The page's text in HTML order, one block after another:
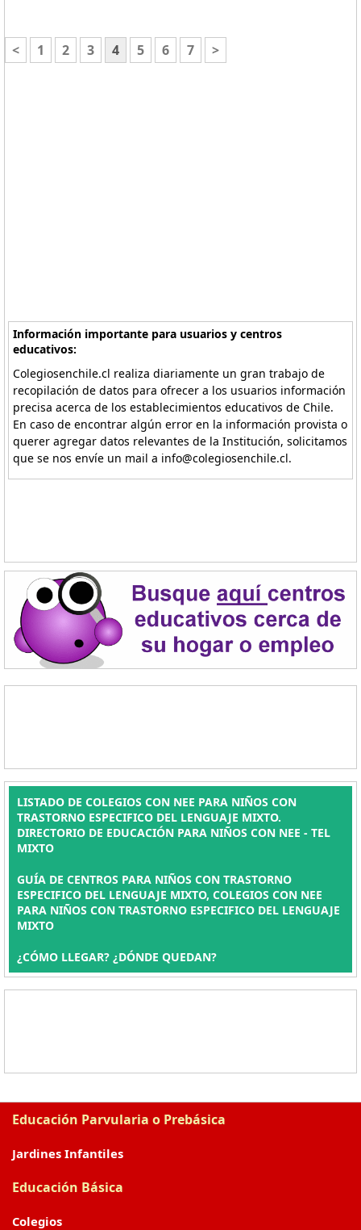
< 1 2 3 4 5 6 7 >
Información importante para usuarios y centros
educativos:
Colegiosenchile.cl realiza diariamente un gran trabajo de
recopilación de datos para ofrecer a los usuarios información
precisa acerca de los establecimientos educativos de Chile.
En caso de encontrar algún error en la información provista o
querer agregar datos relevantes de la Institución, solicitamos
que se nos envíe un mail a info@colegiosenchile.cl.
LISTADO DE COLEGIOS CON NEE PARA NIÑOS CON
TRASTORNO ESPECIFICO DEL LENGUAJE MIXTO.
DIRECTORIO DE EDUCACIÓN PARA NIÑOS CON NEE - TEL
MIXTO
GUÍA DE CENTROS PARA NIÑOS CON TRASTORNO
ESPECIFICO DEL LENGUAJE MIXTO, COLEGIOS CON NEE
PARA NIÑOS CON TRASTORNO ESPECIFICO DEL LENGUAJE
MIXTO
¿CÓMO LLEGAR? ¿DÓNDE QUEDAN?
Educación Parvularia o Prebásica
Jardines Infantiles
Educación Básica
Colegios